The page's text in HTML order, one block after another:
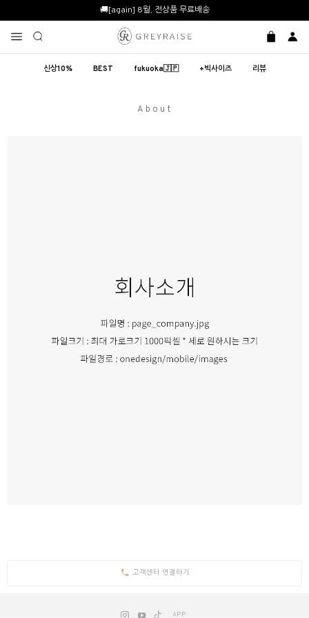
🚚[again] 8월, 전상품 무료배송
신상10% BEST fukuoka🇯🇵 +빅사이즈 리뷰
About
고객센터 연결하기
APP